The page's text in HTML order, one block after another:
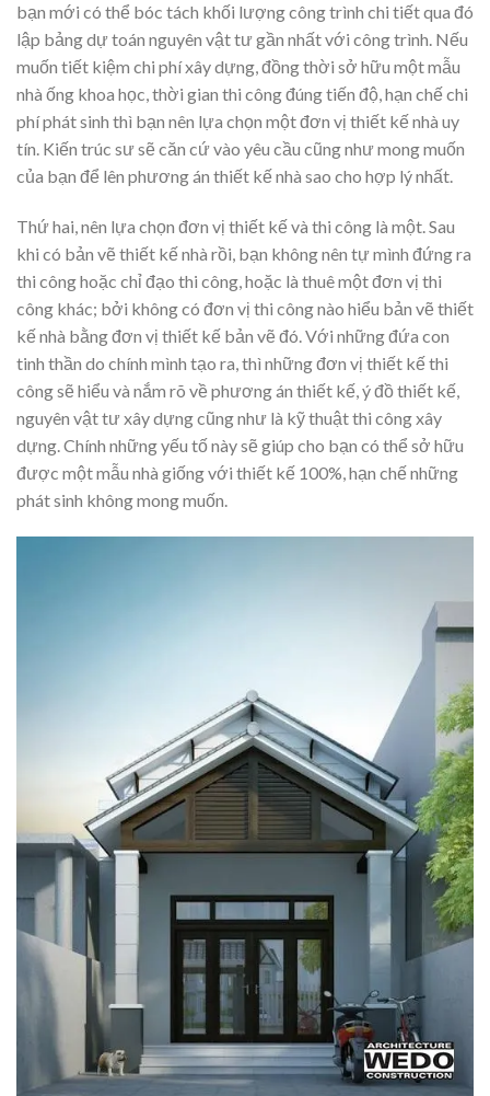
bạn mới có thể bóc tách khối lượng công trình chi tiết qua đó
lập bảng dự toán nguyên vật tư gần nhất với công trình. Nếu
muốn tiết kiệm chi phí xây dựng, đồng thời sở hữu một mẫu
nhà ống khoa học, thời gian thi công đúng tiến độ, hạn chế chi
phí phát sinh thì bạn nên lựa chọn một đơn vị thiết kế nhà uy
tín. Kiến trúc sư sẽ căn cứ vào yêu cầu cũng như mong muốn
của bạn để lên phương án thiết kế nhà sao cho hợp lý nhất.
Thứ hai, nên lựa chọn đơn vị thiết kế và thi công là một. Sau
khi có bản vẽ thiết kế nhà rồi, bạn không nên tự mình đứng ra
thi công hoặc chỉ đạo thi công, hoặc là thuê một đơn vị thi
công khác; bởi không có đơn vị thi công nào hiểu bản vẽ thiết
kế nhà bằng đơn vị thiết kế bản vẽ đó. Với những đứa con
tinh thần do chính mình tạo ra, thì những đơn vị thiết kế thi
công sẽ hiểu và nắm rõ về phương án thiết kế, ý đồ thiết kế,
nguyên vật tư xây dựng cũng như là kỹ thuật thi công xây
dựng. Chính những yếu tố này sẽ giúp cho bạn có thể sở hữu
được một mẫu nhà giống với thiết kế 100%, hạn chế những
phát sinh không mong muốn.